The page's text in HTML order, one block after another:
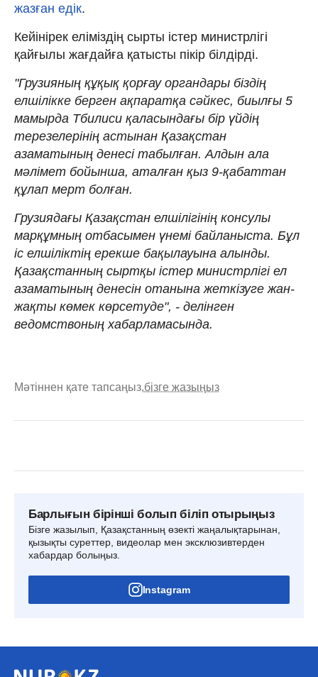
жазған едік.
Кейінірек еліміздің сырты істер министрлігі
қайғылы жағдайға қатысты пікір білдірді.
"Грузияның құқық қорғау органдары біздің
елшілікке берген ақпаратқа сәйкес, биылғы 5
мамырда Тбилиси қаласындағы бір үйдің
терезелерінің астынан Қазақстан
азаматының денесі табылған. Алдын ала
мәлімет бойынша, аталған қыз 9-қабаттан
құлап мерт болған.
Грузиядағы Қазақстан елшілігінің консулы
марқұмның отбасымен үнемі байланыста. Бұл
іс елшіліктің ерекше бақылауына алынды.
Қазақстанның сыртқы істер министрлігі ел
азаматының денесін отанына жеткізуге жан-
жақты көмек көрсетуде", - делінген
ведомствоның хабарламасында.
Мәтіннен қате тапсаңыз,бізге жазыңыз
Барлығын бірінші болып біліп отырыңыз
Бізге жазылып, Қазақстанның өзекті жаңалықтарынан,
қызықты суреттер, видеолар мен эксклюзивтерден
хабардар болыңыз.
Instagram